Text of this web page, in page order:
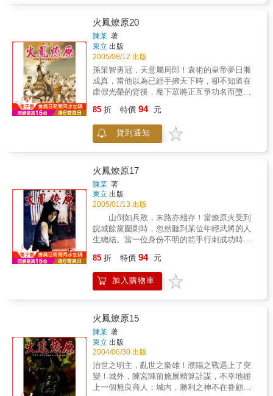
火鳳燎原20
陳某 著
東立 出版
2005/08/12 出版
孫策智勇冠，天意屬周郎！袁術的皇帝夢日漸
成真，當他以為已經手擁天下時，卻不知道在
虛假光榮的背後，麾下眾將正互爭功名而墮進
天可會保佑孫策成功踏上父親未完的忠義之
路？
85 折 特價 94 元
貨到通知
火鳳燎原17
陳某 著
東立 出版
2005/01/13 出版
山倒如兵敗，末路亦殘存！當燎原火受到
皖城餘黨圍剿時，忽然聽到某位年輕武將的人
生總結。當一位身份不明的箭手行刺成功時，
時，忽然聽到山無陵訴說的故事真相。當無名
軍師以為勝券在握時，卻聽到「殘兵」這名
字……
85 折 特價 94 元
加入購物車
火鳳燎原15
陳某 著
東立 出版
2004/06/30 出版
治世之明主，亂世之梟雄！濮陽之戰遇上了突
變！城外，陳宮陣前施展精算計謀，不幸地碰
上一個無良商人；城內，勝利之神不在眷顧呂